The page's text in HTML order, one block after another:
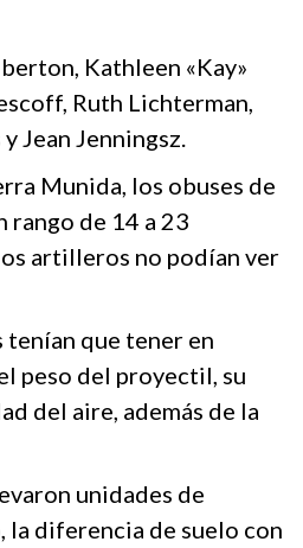
Kathleen «Kay»
Ruth Lichterman,
Jean Jenningsz.
Munida, los obuses de
rango de 14 a 23
artilleros no podían ver
que tener en
peso del proyectil, su
del aire, además de la
unidades de
diferencia de suelo con